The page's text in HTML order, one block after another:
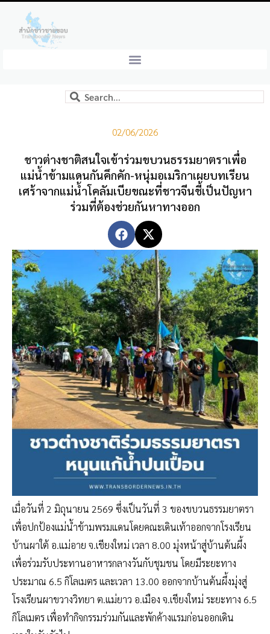
02/06/2026
ชาวต่างชาติสนใจเข้าร่วมขบวนธรรมยาตราเพื่อ
แม่น้ำข้ามแดนกันคึกคัก-หนุ่มอเมริกาเผยบทเรียน
เศร้าจากแม่น้ำโคลัมเบียขณะที่ชาวจีนชี้เป็นปัญหา
ร่วมที่ต้องช่วยกันหาทางออก
เมื่อวันที่ 2 มิถุนายน 2569 ซึ่งเป็นวันที่ 3 ของขบวนธรรมยาตรา
เพื่อปกป้องแม่น้ำข้ามพรมแดนโดยคณะเดินเท้าออกจากโรงเรียน
บ้านผาใต้ อ.แม่อาย จ.เชียงใหม่ เวลา 8.00 มุ่งหน้าสู่บ้านต้นผึ้ง
เพื่อร่วมรับประทานอาหารกลางวันกับชุมชน โดยมีระยะทาง
ประมาณ 6.5 กิโลเมตร และเวลา 13.00 ออกจากบ้านต้นผึ้งมุ่งสู่
โรงเรียนผาขวางวิทยา ต.แม่ยาว อ.เมือง จ.เชียงใหม่ ระยะทาง 6.5
กิโลเมตร เพื่อทำกิจกรรมร่วมกันและพักค้างแรมก่อนออกเดิน